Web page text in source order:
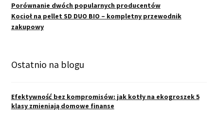
Porównanie dwóch popularnych producentów
Kocioł na pellet SD DUO BIO – kompletny przewodnik
zakupowy
Ostatnio na blogu
Efektywność bez kompromisów: jak kotły na ekogroszek 5
klasy zmieniają domowe finanse